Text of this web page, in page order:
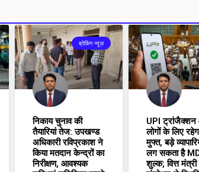
ब्रेकिंग न्यूज़
निकाय चुनाव की
तैयारियां तेज: उपखण्ड
अधिकारी रविप्रकाश ने
किया मतदान केन्द्रों का
निरीक्षण, आवश्यक
UPI
लोगों के लिए
मुफ्त, बड़े
लग सकता है
शुल्क; वित्त